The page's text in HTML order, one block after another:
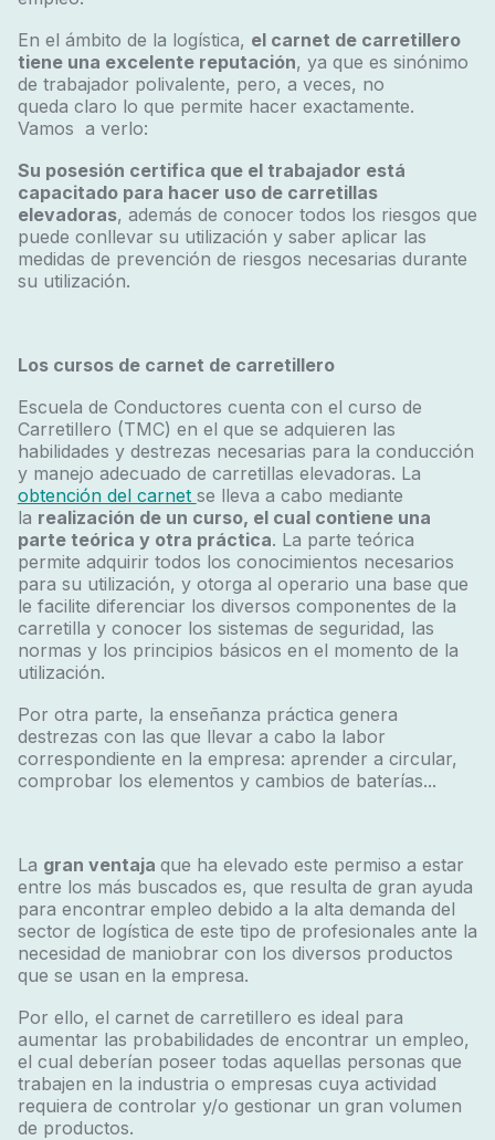
En el ámbito de la logística, el carnet de carretillero
tiene una excelente reputación, ya que es sinónimo
de trabajador polivalente, pero, a veces, no
queda claro lo que permite hacer exactamente.
Vamos a verlo:
Su posesión certifica que el trabajador está
capacitado para hacer uso de carretillas
elevadoras, además de conocer todos los riesgos que
puede conllevar su utilización y saber aplicar las
medidas de prevención de riesgos necesarias durante
su utilización.
Los cursos de carnet de carretillero
Escuela de Conductores cuenta con el curso de
Carretillero (TMC) en el que se adquieren las
habilidades y destrezas necesarias para la conducción
y manejo adecuado de carretillas elevadoras. La
obtención del carnet se lleva a cabo mediante
la realización de un curso, el cual contiene una
parte teórica y otra práctica. La parte teórica
permite adquirir todos los conocimientos necesarios
para su utilización, y otorga al operario una base que
le facilite diferenciar los diversos componentes de la
carretilla y conocer los sistemas de seguridad, las
normas y los principios básicos en el momento de la
utilización.
Por otra parte, la enseñanza práctica genera
destrezas con las que llevar a cabo la labor
correspondiente en la empresa: aprender a circular,
comprobar los elementos y cambios de baterías...
La gran ventaja que ha elevado este permiso a estar
entre los más buscados es, que resulta de gran ayuda
para encontrar empleo debido a la alta demanda del
sector de logística de este tipo de profesionales ante la
necesidad de maniobrar con los diversos productos
que se usan en la empresa.
Por ello, el carnet de carretillero es ideal para
aumentar las probabilidades de encontrar un empleo,
el cual deberían poseer todas aquellas personas que
trabajen en la industria o empresas cuya actividad
requiera de controlar y/o gestionar un gran volumen
de productos.